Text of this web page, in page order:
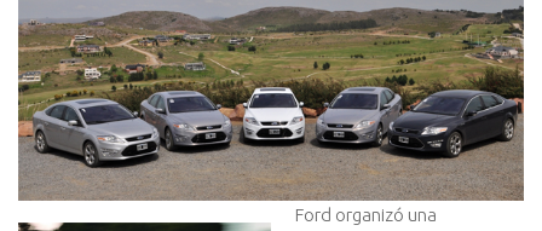
Ford organizó una